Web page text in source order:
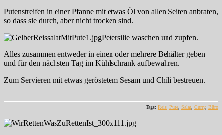
Putenstreifen in einer Pfanne mit etwas Öl von allen Seiten anbraten,
so dass sie durch, aber nicht trocken sind.
Petersilie waschen und zupfen.
Alles zusammen entweder in einen oder mehrere Behälter geben
und für den nächsten Tag im Kühlschrank aufbewahren.
Zum Servieren mit etwas geröstetem Sesam und Chili bestreuen.
Tags: Reis, Pute, Salat, Curry, Büro